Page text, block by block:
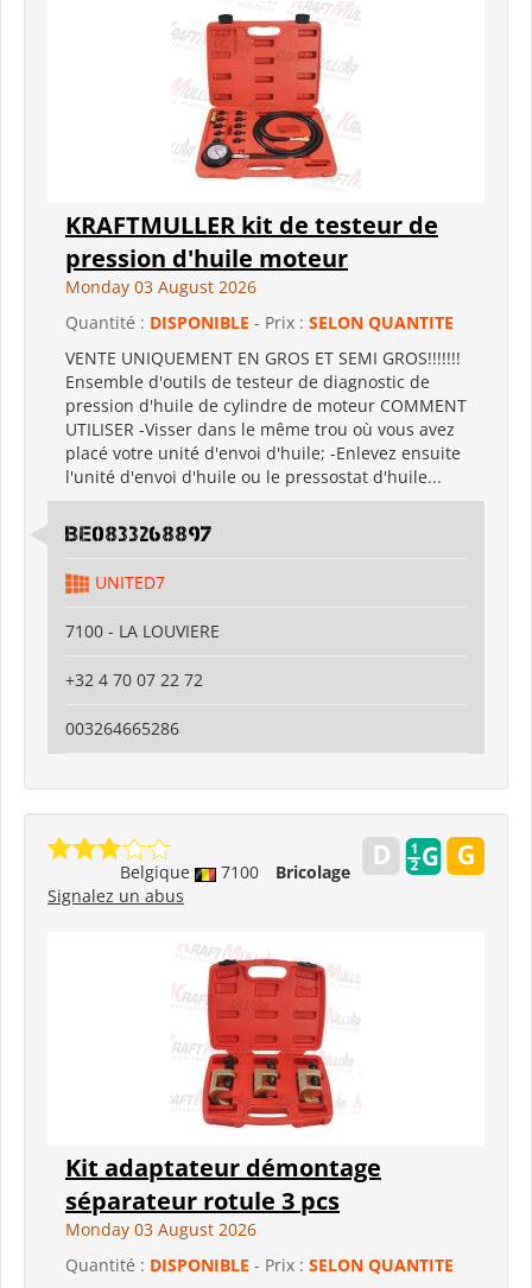
KRAFTMULLER kit de testeur de
pression d'huile moteur
Monday 03 August 2026
Quantité : DISPONIBLE - Prix : SELON QUANTITE
VENTE UNIQUEMENT EN GROS ET SEMI GROS!!!!!!!
Ensemble d'outils de testeur de diagnostic de
pression d'huile de cylindre de moteur COMMENT
UTILISER -Visser dans le même trou où vous avez
placé votre unité d'envoi d'huile; -Enlevez ensuite
l'unité d'envoi d'huile ou le pressostat d'huile...
BE0833268897
UNITED7
7100 - LA LOUVIERE
+32 4 70 07 22 72
003264665286
Belgique 7100
Bricolage
Signalez un abus
Kit adaptateur démontage
séparateur rotule 3 pcs
Monday 03 August 2026
Quantité : DISPONIBLE - Prix : SELON QUANTITE